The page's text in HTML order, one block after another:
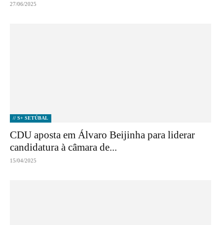
27/06/2025
// S+ SETÚBAL
CDU aposta em Álvaro Beijinha para liderar
candidatura à câmara de...
15/04/2025